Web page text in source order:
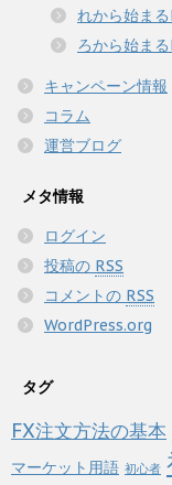
れから始ま
ろから始ま
キャンペーン情報
コラム
運営ブログ
メタ情報
ログイン
投稿の RSS
コメントの RSS
WordPress.org
タグ
FX注文方法の基本
マーケット用語 初心者